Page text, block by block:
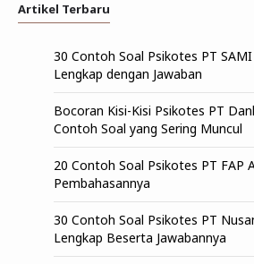
Artikel Terbaru
30 Contoh Soal Psikotes PT
Lengkap dengan Jawaban
Bocoran Kisi-Kisi Psikotes PT
Contoh Soal yang Sering Muncul
20 Contoh Soal Psikotes PT FAP
Pembahasannya
30 Contoh Soal Psikotes PT
Lengkap Beserta Jawabannya